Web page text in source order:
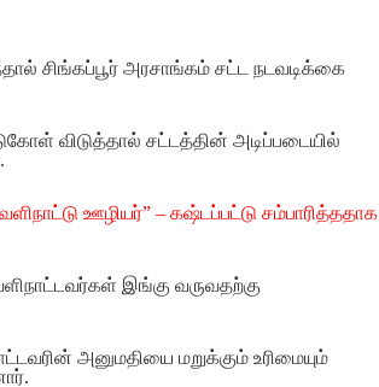
சிங்கப்பூர் அரசாங்கம் சட்ட நடவடிக்கை
விடுத்தால் சட்டத்தின் அடிப்படையில்
ஊழியர்” – கஷ்டப்பட்டு சம்பாரித்ததாக
இங்கு வருவதற்கு
அனுமதியை மறுக்கும் உரிமையும்